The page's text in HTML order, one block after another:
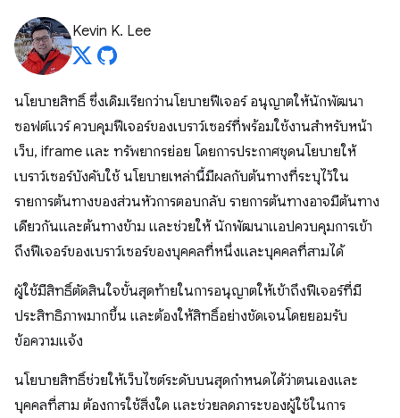
Kevin K. Lee
นโยบายสิทธิ์ ซึ่งเดิมเรียกว่านโยบายฟีเจอร์ อนุญาตให้นักพัฒนา
ซอฟต์แวร์ ควบคุมฟีเจอร์ของเบราว์เซอร์ที่พร้อมใช้งานสำหรับหน้า
เว็บ, iframe และ ทรัพยากรย่อย โดยการประกาศชุดนโยบายให้
เบราว์เซอร์บังคับใช้ นโยบายเหล่านี้มีผลกับต้นทางที่ระบุไว้ใน
รายการต้นทางของส่วนหัวการตอบกลับ รายการต้นทางอาจมีต้นทาง
เดียวกันและต้นทางข้าม และช่วยให้ นักพัฒนาแอปควบคุมการเข้า
ถึงฟีเจอร์ของเบราว์เซอร์ของบุคคลที่หนึ่งและบุคคลที่สามได้
ผู้ใช้มีสิทธิ์ตัดสินใจขั้นสุดท้ายในการอนุญาตให้เข้าถึงฟีเจอร์ที่มี
ประสิทธิภาพมากขึ้น และต้องให้สิทธิ์อย่างชัดเจนโดยยอมรับ
ข้อความแจ้ง
นโยบายสิทธิ์ช่วยให้เว็บไซต์ระดับบนสุดกำหนดได้ว่าตนเองและ
บุคคลที่สาม ต้องการใช้สิ่งใด และช่วยลดภาระของผู้ใช้ในการ